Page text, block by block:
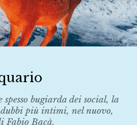
bugiarda dei social, la
più intimi, nel nuovo,
Fabio Bacà.